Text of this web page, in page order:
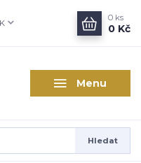
Menu
Hledat
0 ks
0 Kč